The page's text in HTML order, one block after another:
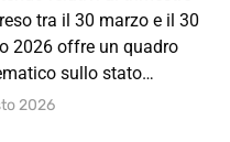
tra il 30 marzo e il 30
2026 offre un quadro
sullo stato…
2026